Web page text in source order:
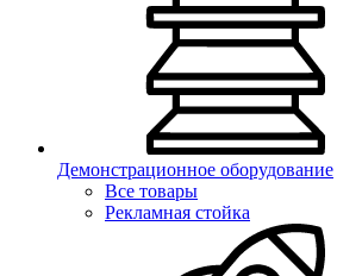
Демонстрационное оборудование
Все товары
Рекламная стойка